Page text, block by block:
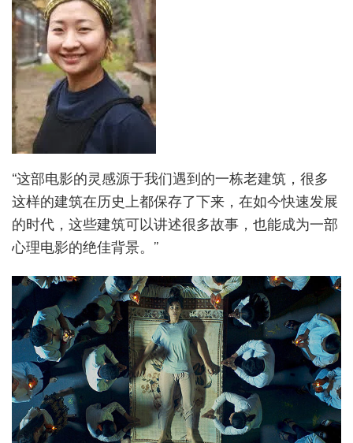
“这部电影的灵感源于我们遇到的一栋老建筑，很多
这样的建筑在历史上都保存了下来，在如今快速发展
的时代，这些建筑可以讲述很多故事，也能成为一部
心理电影的绝佳背景。”